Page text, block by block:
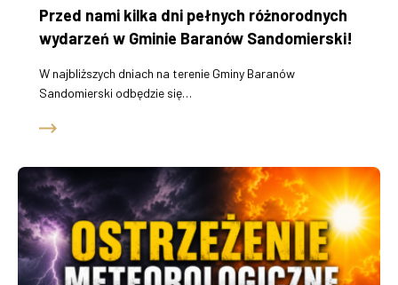
Przed nami kilka dni pełnych różnorodnych
wydarzeń w Gminie Baranów Sandomierski!
W najbliższych dniach na terenie Gminy Baranów
Sandomierski odbędzie się…